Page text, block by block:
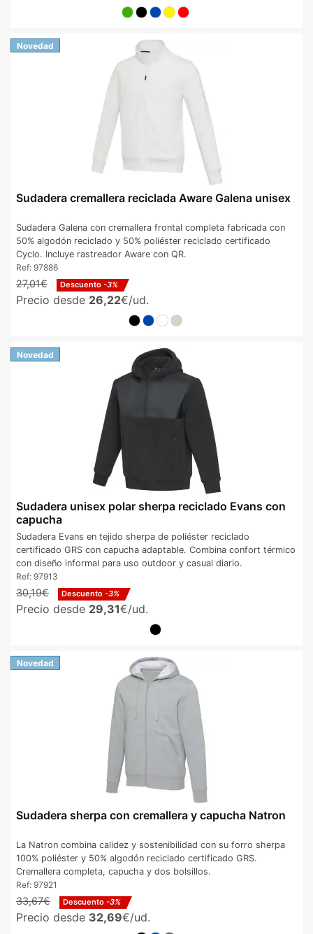
Novedad
Sudadera cremallera reciclada Aware Galena unisex
Sudadera Galena con cremallera frontal completa fabricada con
50% algodón reciclado y 50% poliéster reciclado certificado
Cyclo. Incluye rastreador Aware con QR.
Ref: 97886
27,01€ Descuento -3%
Precio desde 26,22€/ud.
Novedad
Sudadera unisex polar sherpa reciclado Evans con
capucha
Sudadera Evans en tejido sherpa de poliéster reciclado
certificado GRS con capucha adaptable. Combina confort térmico
con diseño informal para uso outdoor y casual diario.
Ref: 97913
30,19€ Descuento -3%
Precio desde 29,31€/ud.
Novedad
Sudadera sherpa con cremallera y capucha Natron
La Natron combina calidez y sostenibilidad con su forro sherpa
100% poliéster y 50% algodón reciclado certificado GRS.
Cremallera completa, capucha y dos bolsillos.
Ref: 97921
33,67€ Descuento -3%
Precio desde 32,69€/ud.